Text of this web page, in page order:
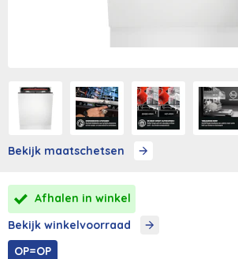
Bekijk maatschetsen
Afhalen in winkel
Bekijk winkelvoorraad
OP=OP